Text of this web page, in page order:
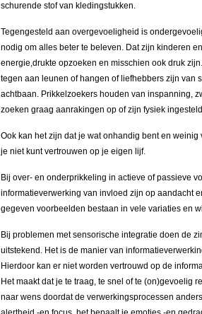
schurende stof van kledingstukken.
Tegengesteld aan overgevoeligheid is
nodig om alles beter te beleven. Dat zijn kinderen
energie,drukte opzoeken en misschien ook druk
tegen aan leunen of hangen of liefhebbers zijn van
achtbaan. Prikkelzoekers houden van inspanning,
zoeken graag aanrakingen op of zijn fysiek
Ook kan het zijn dat je wat onhandig bent en
je niet kunt vertrouwen op je eigen lijf.
Bij over- en onderprikkeling in actieve of passieve
informatieverwerking van invloed zijn op aandacht
gegeven voorbeelden bestaan in vele variaties en
Bij problemen met sensorische integratie doen de
uitstekend. Het is de manier van
Hierdoor kan er niet worden vertrouwd op de
Het maakt dat je te traag, te snel of te (on)gevoelig
naar wens doordat de verwerkingsprocessen